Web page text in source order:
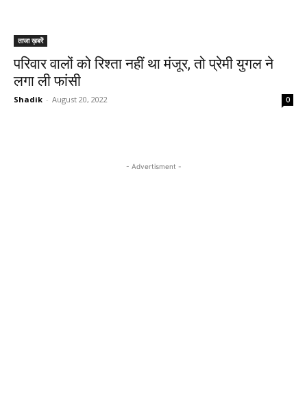
ताजा ख़बरें
परिवार वालों को रिश्ता नहीं था मंजूर, तो प्रेमी युगल ने
लगा ली फांसी
Shadik - August 20, 2022 0
- Advertisment -